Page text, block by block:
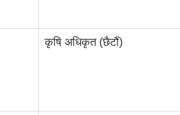
कृषि अधिकृत (छैटौं)